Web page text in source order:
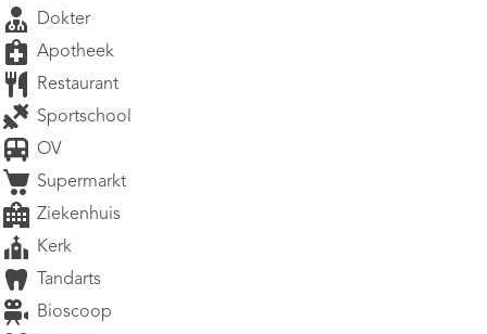
Dokter
Apotheek
Restaurant
Sportschool
OV
Supermarkt
Ziekenhuis
Kerk
Tandarts
Bioscoop